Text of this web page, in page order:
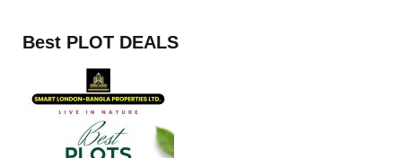
Best PLOT DEALS